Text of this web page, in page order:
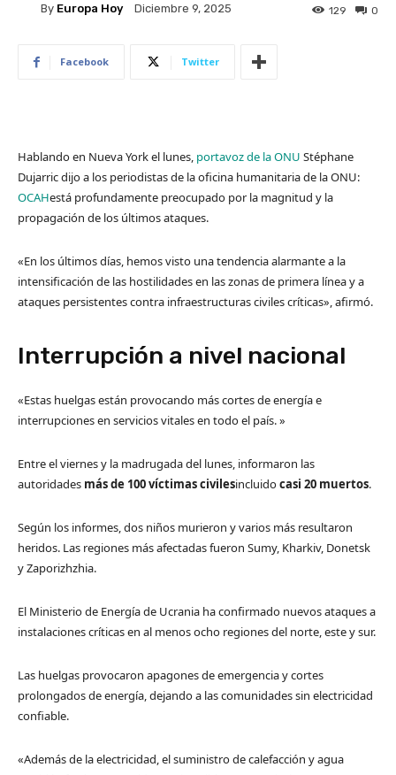
By Europa Hoy Diciembre 9, 2025 0
129
Facebook Twitter
Hablando en Nueva York el lunes, portavoz de la ONU Stéphane
Dujarric dijo a los periodistas de la oficina humanitaria de la ONU:
OCAHestá profundamente preocupado por la magnitud y la
propagación de los últimos ataques.
«En los últimos días, hemos visto una tendencia alarmante a la
intensificación de las hostilidades en las zonas de primera línea y a
ataques persistentes contra infraestructuras civiles críticas», afirmó.
Interrupción a nivel nacional
«Estas huelgas están provocando más cortes de energía e
interrupciones en servicios vitales en todo el país. »
Entre el viernes y la madrugada del lunes, informaron las
autoridades más de 100 víctimas civilesincluidocasi 20 muertos.
Según los informes, dos niños murieron y varios más resultaron
heridos. Las regiones más afectadas fueron Sumy, Kharkiv, Donetsk
y Zaporizhzhia.
El Ministerio de Energía de Ucrania ha confirmado nuevos ataques a
instalaciones críticas en al menos ocho regiones del norte, este y sur.
Las huelgas provocaron apagones de emergencia y cortes
prolongados de energía, dejando a las comunidades sin electricidad
confiable.
«Además de la electricidad, el suministro de calefacción y agua